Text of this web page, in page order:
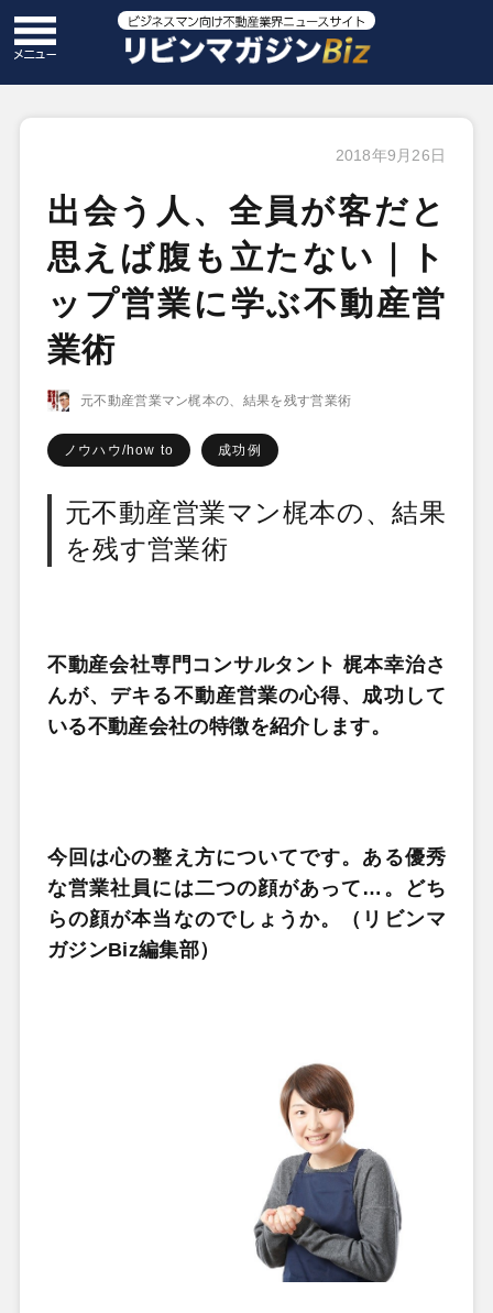
2018年9月26日
出会う人、全員が客だと
思えば腹も立たない｜ト
ップ営業に学ぶ不動産営
業術
元不動産営業マン梶本の、結果を残す営業術
ノウハウ/how to 成功例
元不動産営業マン梶本の、結果
を残す営業術
不動産会社専門コンサルタント 梶本幸治さ
んが、デキる不動産営業の心得、成功して
いる不動産会社の特徴を紹介します。
今回は心の整え方についてです。ある優秀
な営業社員には二つの顔があって…。どち
らの顔が本当なのでしょうか。（リビンマ
ガジンBiz編集部）